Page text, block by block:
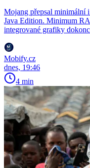
Mojang přepsal minimální
Java Edition. Minimum
integrované grafiky
Mobify.cz
dnes, 19:46
4 min